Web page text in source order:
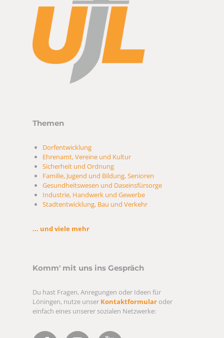
Themen
Dorfentwicklung
Ehrenamt, Vereine und Kultur
Sicherheit und Ordnung
Familie, Jugend und Bildung, Senioren
Gesundheitswesen und Daseinsfürsorge
Industrie, Handwerk und Gewerbe
Stadtentwicklung, Bau und Verkehr
... und viele mehr
Komm' mit uns ins Gespräch
Du hast Fragen, Anregungen oder Ideen für
Löningen, nutze unser Kontaktformular oder
einfach eines unserer sozialen Netzwerke: